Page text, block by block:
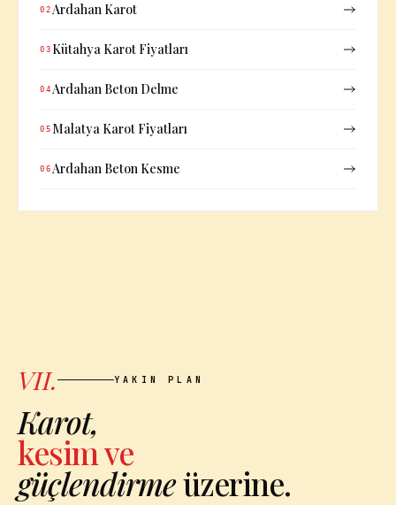
02 Ardahan Karot
03 Kütahya Karot Fiyatları
04 Ardahan Beton Delme
05 Malatya Karot Fiyatları
06 Ardahan Beton Kesme
VII. YAKIN PLAN
Karot,
kesim ve
güçlendirmeüzerine.